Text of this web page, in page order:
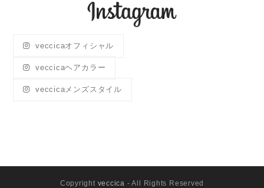
veccicaオフィシャル
veccicaヘアカラー
veccicaメンズスタイル
Copyright veccica - All Rights Reserved